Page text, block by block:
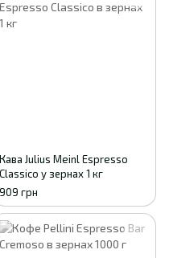
Кава Julius Meinl Espresso
Classico у зернах 1 кг
909 грн